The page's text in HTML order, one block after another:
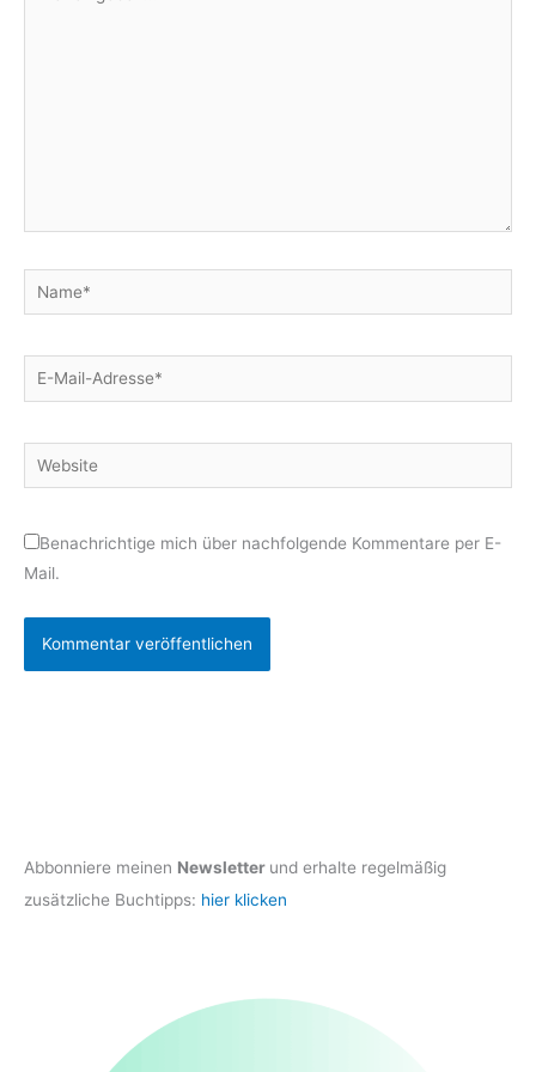
eingeben…
Name*
E-
Mail-
Website
Benachrichtige mich über nachfolgende Kommentare per E-
Mail.
Abbonniere meinen Newsletter und erhalte regelmäßig
zusätzliche Buchtipps: hier klicken